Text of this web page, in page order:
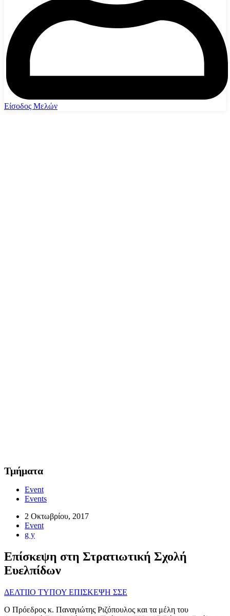
Είσοδος Μελών
Τμήματα
Event
Events
2 Οκτωβρίου, 2017
Event
g y
Επίσκεψη στη Στρατιωτική Σχολή
Ευελπίδων
ΔΕΛΤΙΙΟ ΤΥΠΟΥ ΕΠΙΣΚΕΨΗ ΣΣΕ
Ο Πρόεδρος κ. Παναγιώτης Ριζόπουλος και τα μέλη του